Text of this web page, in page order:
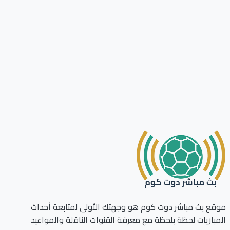
بث مباشر دوت كوم هو وجهتك الأولى لمتابعة أحداث
لحظة بلحظة مع معرفة القنوات الناقلة والمواعيد